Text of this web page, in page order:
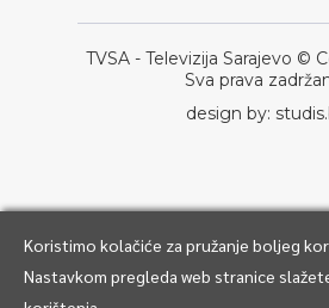
TVSA - Televizija Sarajevo ©
Sva prava
design by:
Koristimo kolačiće za pružanje boljeg
Nastavkom pregleda web stranice